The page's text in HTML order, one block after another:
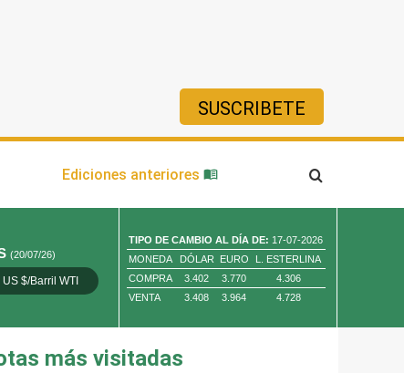
SUSCRIBETE
Ediciones anteriores
(20/07/26)
$/Barril WTI Oro 4,010.80 US $/ Oz. Tr.
TIPO DE CAMBIO AL DÍA DE: 17-07-2026
MONEDA
DÓLAR EURO
L. ESTERLINA
COMPRA
3.402 3.770
4.306
VENTA
3.408 3.964 4.728
más visitadas